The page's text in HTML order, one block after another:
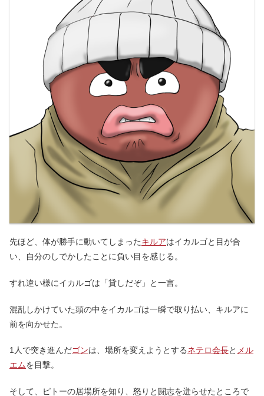
先ほど、体が勝手に動いてしまったキルアはイカルゴと目が合
い、自分のしでかしたことに負い目を感じる。
すれ違い様にイカルゴは「貸しだぞ」と一言。
混乱しかけていた頭の中をイカルゴは一瞬で取り払い、キルアに
前を向かせた。
1人で突き進んだゴンは、場所を変えようとするネテロ会長と メル
エムを目撃。
そして、ピトーの居場所を知り、怒りと闘志を迸らせたところで